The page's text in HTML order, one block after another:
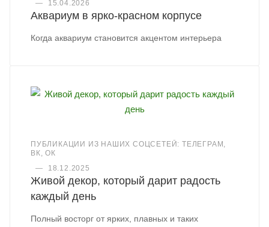
— 15.04.2026
Аквариум в ярко-красном корпусе
Когда аквариум становится акцентом интерьера
ПУБЛИКАЦИИ ИЗ НАШИХ СОЦСЕТЕЙ: ТЕЛЕГРАМ,
ВК, ОК
—
18.12.2025
Живой декор, который дарит радость
каждый день
Полный восторг от ярких, плавных и таких